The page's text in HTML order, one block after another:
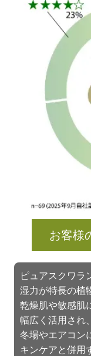
お客様
ピュアスクワラ
湿力が特長の植
乾燥肌や敏感肌
幅広く活用され
冬場やエアコン
キンケアと併用